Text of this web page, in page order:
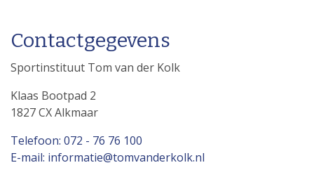
Contactgegevens
Sportinstituut Tom van der Kolk
Klaas Bootpad 2
1827 CX Alkmaar
Telefoon: 072 - 76 76 100
E-mail: informatie@tomvanderkolk.nl